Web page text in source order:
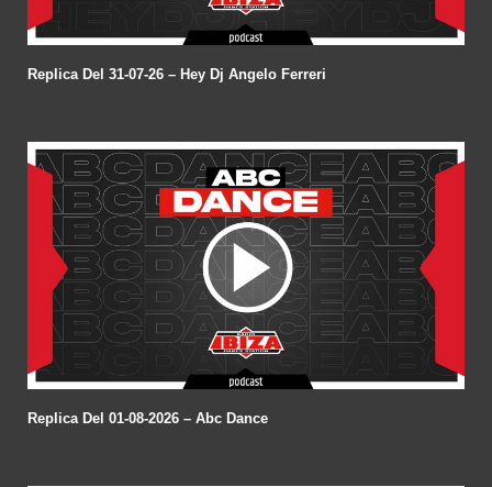
Replica Del 31-07-26 – Hey Dj Angelo Ferreri
Replica Del 01-08-2026 – Abc Dance